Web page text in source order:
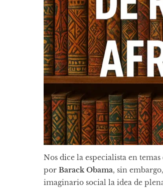
Nos dice la especialista en
por Barack Obama, sin
imaginario social la idea de